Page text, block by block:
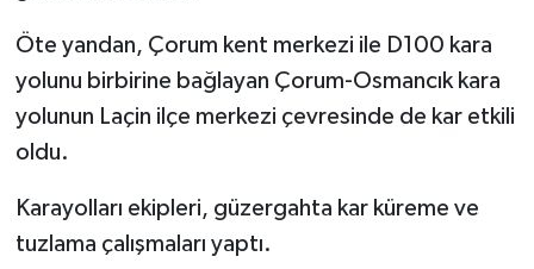
Öte yandan, Çorum kent merkezi ile D100 kara
yolunu birbirine bağlayan Çorum-Osmancık kara
yolunun Laçin ilçe merkezi çevresinde de kar etkili
oldu.
Karayolları ekipleri, güzergahta kar küreme ve
tuzlama çalışmaları yaptı.